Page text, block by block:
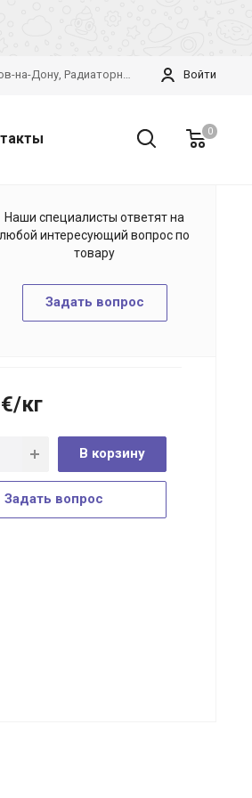
Войти
Ростов-на-Дону, Радиаторный пер., 13
0
€/кг
В корзину
Задать вопрос
Наши специалисты ответят на
любой интересующий вопрос по
товару
Задать вопрос